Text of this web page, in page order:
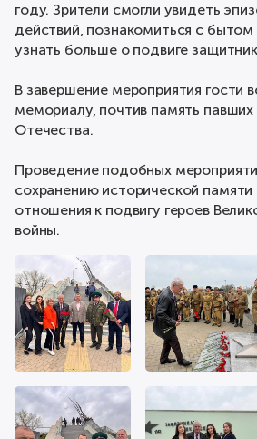
году. Зрители смогли увидеть
действий, познакомиться с
узнать больше о подвиге
В завершение мероприятия гости
мемориалу, почтив память
Отечества.
Проведение подобных
сохранению исторической памяти
отношения к подвигу героев
войны.